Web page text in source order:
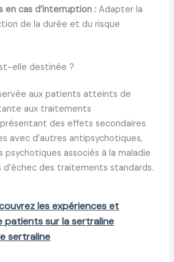
en cas d’interruption :Adapter la
de la durée et du risque
elle destinée ?
aux patients atteints de
aux traitements
des effets secondaires
avec d’autres antipsychotiques,
psychotiques associés à la maladie
d’échec des traitements standards.
les expériences et
patients sur la sertraline
sertraline